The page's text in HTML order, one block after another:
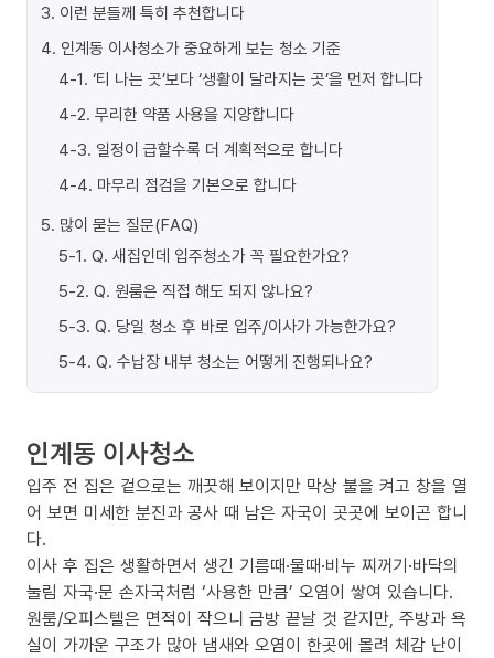
3. 이런 분들께 특히 추천합니다
4. 인계동 이사청소가 중요하게 보는 청소 기준
4-1. ‘티 나는 곳’보다 ‘생활이 달라지는 곳’을 먼저 합니다
4-2. 무리한 약품 사용을 지양합니다
4-3. 일정이 급할수록 더 계획적으로 합니다
4-4. 마무리 점검을 기본으로 합니다
5. 많이 묻는 질문(FAQ)
5-1. Q. 새집인데 입주청소가 꼭 필요한가요?
5-2. Q. 원룸은 직접 해도 되지 않나요?
5-3. Q. 당일 청소 후 바로 입주/이사가 가능한가요?
5-4. Q. 수납장 내부 청소는 어떻게 진행되나요?
인계동 이사청소
입주 전 집은 겉으로는 깨끗해 보이지만 막상 불을 켜고 창을 열
어 보면 미세한 분진과 공사 때 남은 자국이 곳곳에 보이곤 합니
다.
이사 후 집은 생활하면서 생긴 기름때·물때·비누 찌꺼기·바닥의
눌림 자국·문 손자국처럼 ‘사용한 만큼’ 오염이 쌓여 있습니다.
원룸/오피스텔은 면적이 작으니 금방 끝날 것 같지만, 주방과 욕
실이 가까운 구조가 많아 냄새와 오염이 한곳에 몰려 체감 난이